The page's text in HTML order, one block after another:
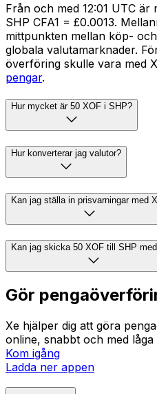
Från och med 12:01 UTC är
SHP CFA1 = £0.0013.
mittpunkten mellan köp-
globala valutamarknader.
överföring skulle vara med
pengar.
Hur mycket är 50 XOF i SHP?
Hur konverterar jag valutor?
Kan jag ställa in prisvarningar med
Kan jag skicka 50 XOF till SHP
Gör
Xe hjälper dig att göra
online, snabbt och med låga
Kom igång
Ladda ner appen